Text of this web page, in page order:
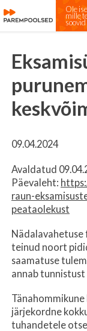
Ole
mille
soovid
09.04.2024
Avaldatud
Päevaleht:
raun-
peataolekust
Nädalavahetuse
teinud noort
saamatuse
annab tunnistust
järjekordne
tuhandetele